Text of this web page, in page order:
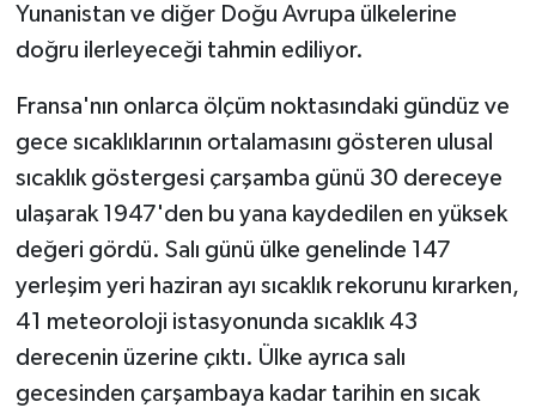
Yunanistan ve diğer Doğu Avrupa ülkelerine
doğru ilerleyeceği tahmin ediliyor.
Fransa'nın onlarca ölçüm noktasındaki gündüz ve
gece sıcaklıklarının ortalamasını gösteren ulusal
sıcaklık göstergesi çarşamba günü 30 dereceye
ulaşarak 1947'den bu yana kaydedilen en yüksek
değeri gördü. Salı günü ülke genelinde 147
yerleşim yeri haziran ayı sıcaklık rekorunu kırarken,
41 meteoroloji istasyonunda sıcaklık 43
derecenin üzerine çıktı. Ülke ayrıca salı
gecesinden çarşambaya kadar tarihin en sıcak